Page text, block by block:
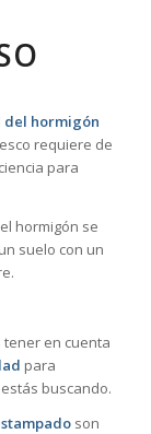
del hormigón
requiere de
para
hormigón se
suelo con un
tener en cuenta
para
buscando.
son